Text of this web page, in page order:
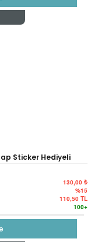
Sticker Hediyeli
130,00 ₺
%15
110,50 TL
100+